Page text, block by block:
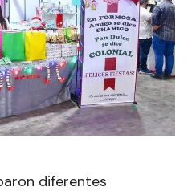
diferentes